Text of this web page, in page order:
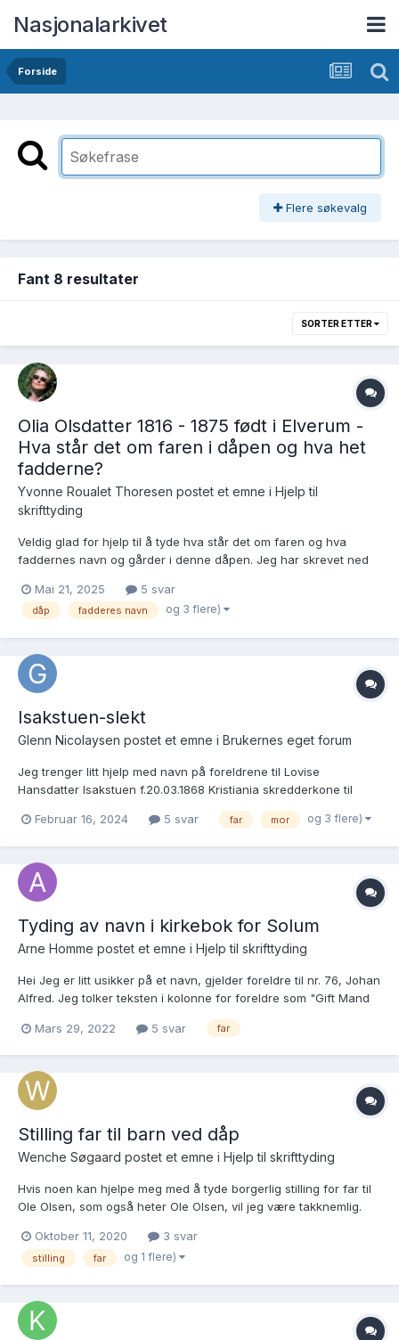
Nasjonalarkivet
Forside
Flere søkevalg
Fant 8 resultater
SORTER ETTER
Olia Olsdatter 1816 - 1875 født i Elverum -
Hva står det om faren i dåpen og hva het
fadderne?
Yvonne Roualet Thoresen postet et emne i Hjelp til
skrifttyding
Veldig glad for hjelp til å tyde hva står det om faren og hva
faddernes navn og gårder i denne dåpen. Jeg har skrevet ned
nr. 15 her https://www.digitalarkivet.no/kb20070603300347 Fødte
og døpte 1816, Elverum prestekontor, AV...
Mai 21, 2025 5 svar
dåp fadderes navn og 3 flere)
Isakstuen-slekt
Glenn Nicolaysen postet et emne i Brukernes eget forum
Jeg trenger litt hjelp med navn på foreldrene til Lovise
Hansdatter Isakstuen f.20.03.1868 Kristiania skredderkone til
N. Februar 16, 2024 5 svar far mor og 3 flere)
Tyding av navn i kirkebok for Solum
Arne Homme postet et emne i Hjelp til skrifttyding
Hei Jeg er litt usikker på et navn, gjelder foreldre til nr. 76, Johan
Alfred. Jeg tolker teksten i kolonne for foreldre som "Gift Mand
Klyve. 3 Børn hvoraf 2 med A?berg" Hva er mannens navn, jeg
Mars 29, 2022 5 svar far
Stilling far til barn ved dåp
Wenche Søgaard postet et emne i Hjelp til skrifttyding
Hvis noen kan hjelpe meg med å tyde borgerlig stilling for far til
Ole Olsen, som også heter Ole Olsen, vil jeg være takknemlig.
Søgaard
Oktober 11, 2020 3 svar
stilling far og 1 flere)